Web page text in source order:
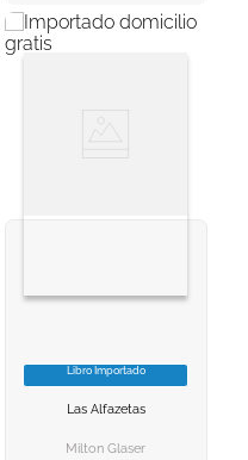
AGREGAR AL CARRITO
VER INFORMACION
Libro Importado
Las Alfazetas
Milton Glaser